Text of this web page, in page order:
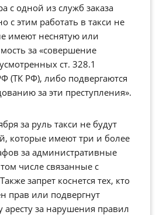
с одной из служб заказа
с этим работать в такси не
имеют неснятую или
за «совершение
ст. 328.1
(ТК РФ), либо подвергаются
за эти преступления».
за руль такси не будут
которые имеют три и более
за административные
числе связанные с
запрет коснется тех, кто
прав или подвергнут
за нарушения правил